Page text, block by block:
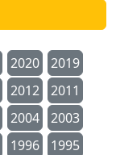
2020
2019
2012
2011
2004
2003
1996
1995